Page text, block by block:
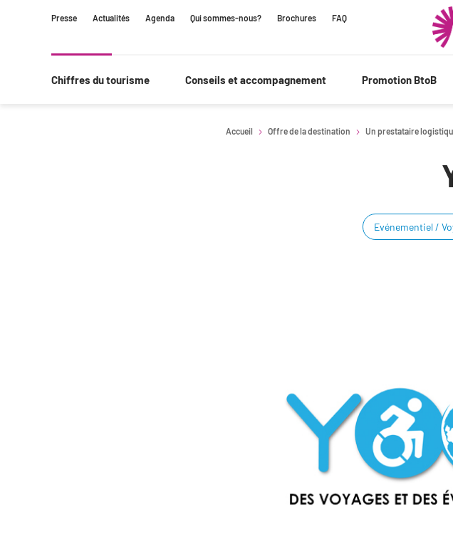
Navigation
RecherchePresse Actualités Agenda Qui sommes-nous? Brochures FAQ
Chiffres du tourisme Conseils et accompagnement Promotion BtoB
Accueil Offre de la destination Un prestataire
Evénementiel /